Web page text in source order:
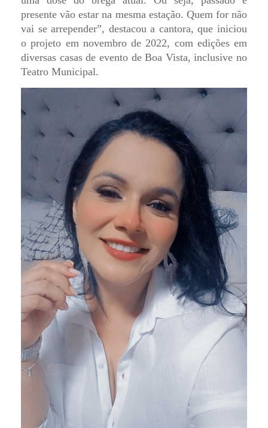
presente vão estar na mesma estação. Quem for não
vai se arrepender”, destacou a cantora, que iniciou
o projeto em novembro de 2022, com edições em
diversas casas de evento de Boa Vista, inclusive no
Teatro Municipal.